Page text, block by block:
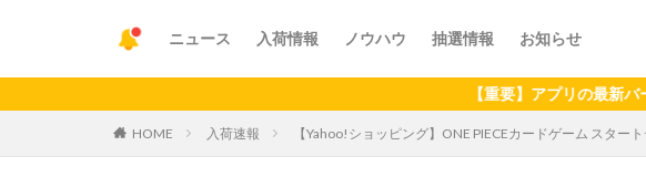
ニュース 入荷情報 ノウハウ 抽選情報 お知らせ
【重要】アプリの最新バージョン
HOME 入荷速報 【Yahoo!ショッピング】ONE PIECEカードゲーム スター